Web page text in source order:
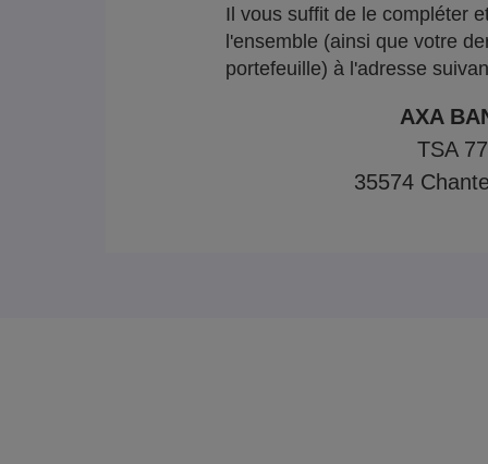
Il vous suffit de le compléter
l'ensemble (ainsi que votre
portefeuille) à l'adresse
AXA
TSA
35574